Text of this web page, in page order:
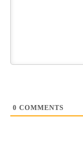
0 COMMENTS